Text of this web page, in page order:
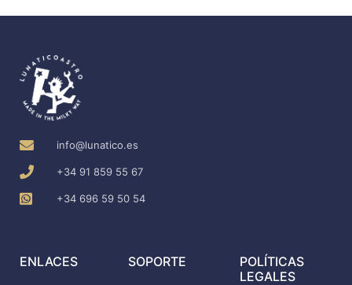
info@lunatico.es
+34 91 859 55 67
+34 696 59 50 54
ENLACES SOPORTE
POLÍTICAS
LEGALES